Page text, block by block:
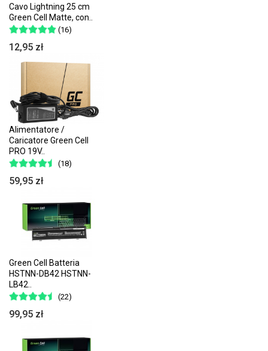
Cavo Lightning 25 cm
Green Cell Matte, con..
(16)
12,95 zł
Alimentatore /
Caricatore Green Cell
PRO 19V..
(18)
59,95 zł
Green Cell Batteria
HSTNN-DB42 HSTNN-
LB42..
(22)
99,95 zł